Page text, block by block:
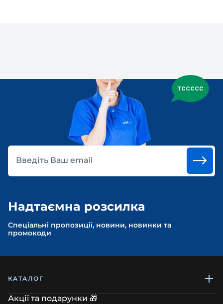
Введіть Ваш email
Надтаємна розсилка
Спеціальні пропозиції, новини, новинки та
промокоди
КАТАЛОГ
Акції та подарунки 🎁